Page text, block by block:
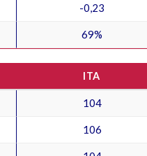
-0,23
69%
ITA
104
106